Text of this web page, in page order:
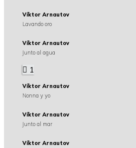
Víktor Arnautov
Lavando oro
Víktor Arnautov
Junto al agua
1
Víktor Arnautov
Nonna y yo
Víktor Arnautov
Junto al mar
Víktor Arnautov